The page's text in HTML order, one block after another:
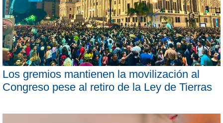
Los gremios mantienen la movilización al
Congreso pese al retiro de la Ley de Tierras